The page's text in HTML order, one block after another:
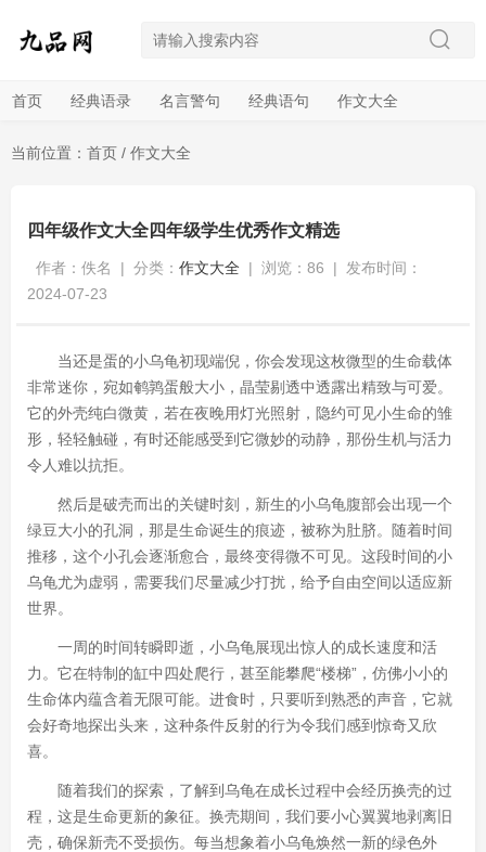
首页 经典语录 名言警句 经典语句 作文大全
当前位置： 首页 / 作文大全
四年级作文大全四年级学生优秀作文精选
作者：佚名 | 分类： 作文大全 | 浏览：86 |
发布时间：
2024-07-23
当还是蛋的小乌龟初现端倪，你会发现这枚微型的生命载体
非常迷你，宛如鹌鹑蛋般大小，晶莹剔透中透露出精致与可爱。
它的外壳纯白微黄，若在夜晚用灯光照射，隐约可见小生命的雏
形，轻轻触碰，有时还能感受到它微妙的动静，那份生机与活力
令人难以抗拒。
然后是破壳而出的关键时刻，新生的小乌龟腹部会出现一个
绿豆大小的孔洞，那是生命诞生的痕迹，被称为肚脐。随着时间
推移，这个小孔会逐渐愈合，最终变得微不可见。这段时间的小
乌龟尤为虚弱，需要我们尽量减少打扰，给予自由空间以适应新
世界。
一周的时间转瞬即逝，小乌龟展现出惊人的成长速度和活
力。它在特制的缸中四处爬行，甚至能攀爬“楼梯”，仿佛小小的
生命体内蕴含着无限可能。进食时，只要听到熟悉的声音，它就
会好奇地探出头来，这种条件反射的行为令我们感到惊奇又欣
喜。
随着我们的探索，了解到乌龟在成长过程中会经历换壳的过
程，这是生命更新的象征。换壳期间，我们要小心翼翼地剥离旧
壳，确保新壳不受损伤。每当想象着小乌龟焕然一新的绿色外